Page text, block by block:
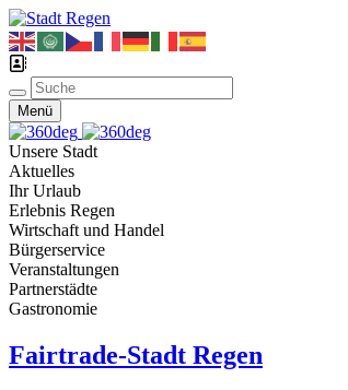
Menü
Unsere Stadt
Aktuelles
Ihr Urlaub
Erlebnis Regen
Wirtschaft und Handel
Bürgerservice
Veranstaltungen
Partnerstädte
Gastronomie
Fairtrade-Stadt Regen